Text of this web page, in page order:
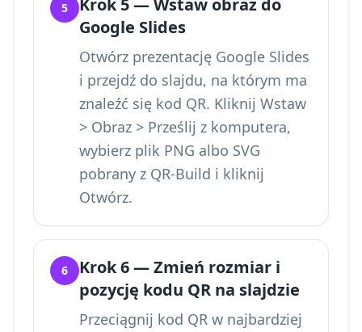
5
Krok 5 — Wstaw obraz do
Google Slides
Otwórz prezentację Google Slides
i przejdź do slajdu, na którym ma
znaleźć się kod QR. Kliknij Wstaw
> Obraz > Prześlij z komputera,
wybierz plik PNG albo SVG
pobrany z QR-Build i kliknij
Otwórz.
6
Krok 6 — Zmień rozmiar i
pozycję kodu QR na slajdzie
Przeciągnij kod QR w najbardziej